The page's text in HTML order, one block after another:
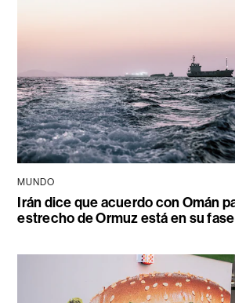
MUNDO
Irán dice que acuerdo con Omán
estrecho de Ormuz está en su